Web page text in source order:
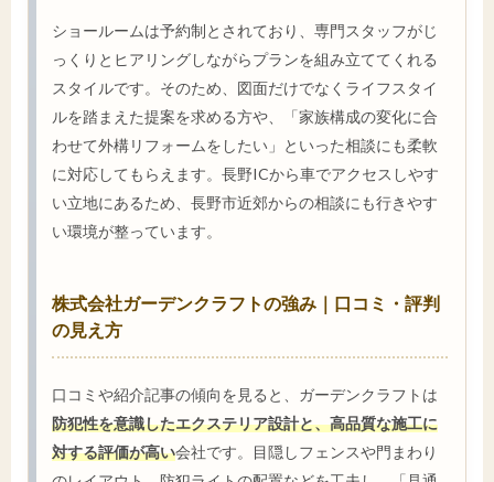
ショールームは予約制とされており、専門スタッフがじ
っくりとヒアリングしながらプランを組み立ててくれる
スタイルです。そのため、図面だけでなくライフスタイ
ルを踏まえた提案を求める方や、「家族構成の変化に合
わせて外構リフォームをしたい」といった相談にも柔軟
に対応してもらえます。長野ICから車でアクセスしやす
い立地にあるため、長野市近郊からの相談にも行きやす
い環境が整っています。
株式会社ガーデンクラフトの強み｜口コミ・評判
の見え方
口コミや紹介記事の傾向を見ると、ガーデンクラフトは
防犯性を意識したエクステリア設計と、高品質な施工に
対する評価が高い会社です。目隠しフェンスや門まわり